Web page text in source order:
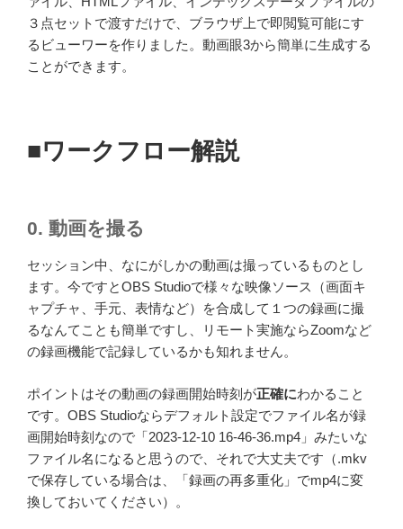
３点セットで渡すだけで、ブラウザ上で即閲覧可能にす
るビューワーを作りました。動画眼3から簡単に生成する
ことができます。
■ワークフロー解説
0. 動画を撮る
セッション中、なにがしかの動画は撮っているものとし
ます。今ですとOBS Studioで様々な映像ソース（画面キ
ャプチャ、手元、表情など）を合成して１つの録画に撮
るなんてことも簡単ですし、リモート実施ならZoomなど
の録画機能で記録しているかも知れません。
ポイントはその動画の録画開始時刻が正確にわかること
です。OBS Studioならデフォルト設定でファイル名が録
画開始時刻なので「2023-12-10 16-46-36.mp4」みたいな
ファイル名になると思うので、それで大丈夫です（.mkv
で保存している場合は、「録画の再多重化」でmp4に変
換しておいてください）。